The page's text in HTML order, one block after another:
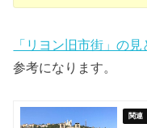
「リヨン旧市街」の見
参考になります。